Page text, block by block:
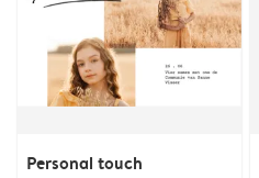
Personal touch